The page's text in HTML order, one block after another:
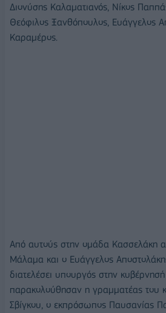
Διονύσης Καλαματιανός, Νίκος
Θεόφιλος Ξανθόπουλος, Ευάγγελος
Καραμέρος.
Από αυτούς στην ομάδα Κασσελάκη
Μάλαμα και ο Ευάγγελος
διατελέσει υπουργός στην
παρακολούθησαν η γραμματέας του
Σβίγκου, ο εκπρόσωπος Παυσανίας